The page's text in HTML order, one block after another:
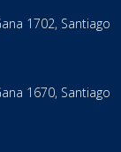
1702, Santiago
1670, Santiago